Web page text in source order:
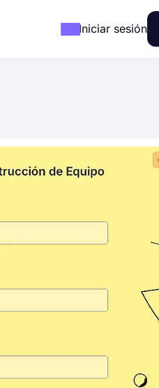
Iniciar sesión